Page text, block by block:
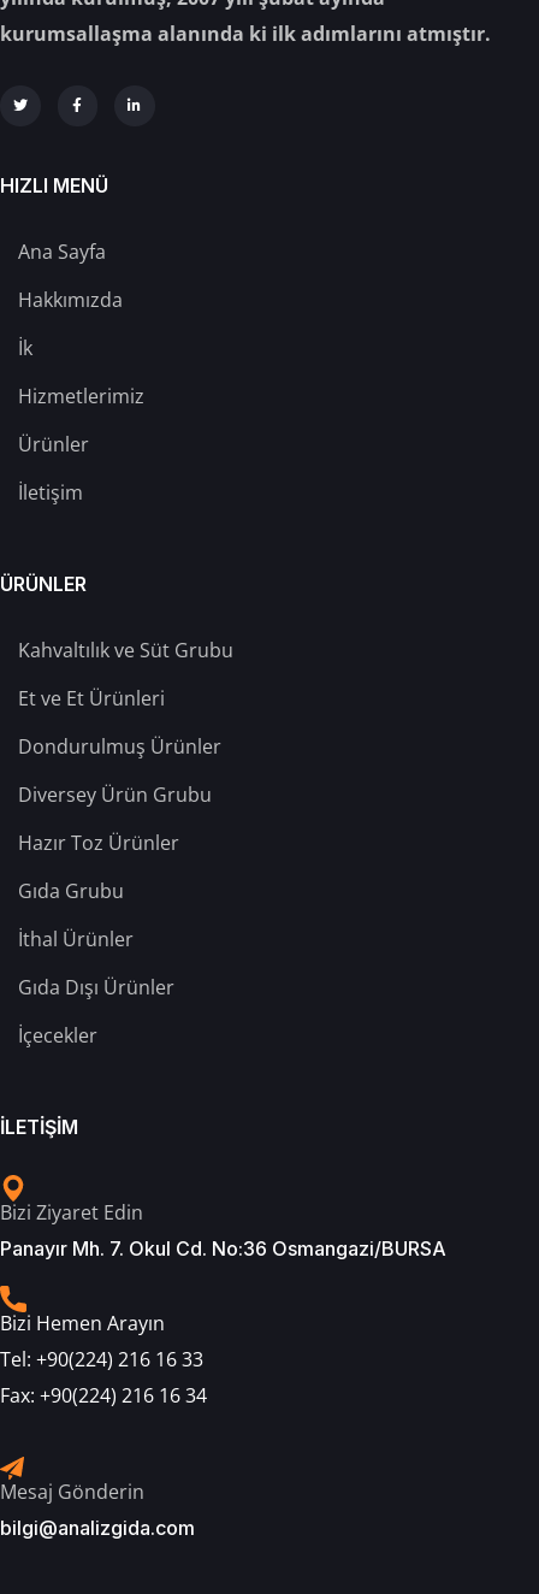
kurumsallaşma alanında ki ilk adımlarını atmıştır.
HIZLI MENÜ
Ana Sayfa
Hakkımızda
İk
Hizmetlerimiz
Ürünler
İletişim
ÜRÜNLER
Kahvaltılık ve Süt Grubu
Et ve Et Ürünleri
Dondurulmuş Ürünler
Diversey Ürün Grubu
Hazır Toz Ürünler
Gıda Grubu
İthal Ürünler
Gıda Dışı Ürünler
İçecekler
İLETİŞİM
Bizi Ziyaret Edin
Panayır Mh. 7. Okul Cd. No:36 Osmangazi/BURSA
Bizi Hemen Arayın
Tel: +90(224) 216 16 33
Fax: +90(224) 216 16 34
Mesaj Gönderin
bilgi@analizgida.com